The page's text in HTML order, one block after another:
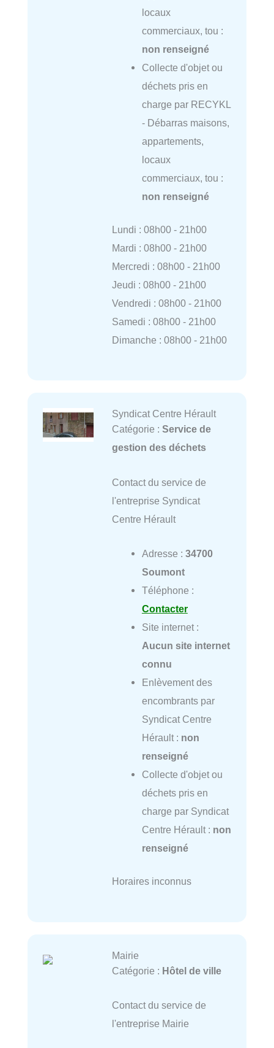
locaux
commerciaux, tou :
non renseigné
Collecte d'objet ou
déchets pris en
charge par RECYKL
- Débarras maisons,
appartements,
locaux
commerciaux, tou :
non renseigné
Lundi : 08h00 - 21h00
Mardi : 08h00 - 21h00
Mercredi : 08h00 - 21h00
Jeudi : 08h00 - 21h00
Vendredi : 08h00 - 21h00
Samedi : 08h00 - 21h00
Dimanche : 08h00 - 21h00
Syndicat Centre Hérault
Catégorie : Service de
gestion des déchets
Contact du service de
l'entreprise Syndicat
Centre Hérault
Adresse : 34700
Soumont
Téléphone :
Contacter
Site internet :
Aucun site internet
connu
Enlèvement des
encombrants par
Syndicat Centre
Hérault : non
renseigné
Collecte d'objet ou
déchets pris en
charge par Syndicat
Centre Hérault : non
renseigné
Horaires inconnus
Mairie
Catégorie : Hôtel de ville
Contact du service de
l'entreprise Mairie